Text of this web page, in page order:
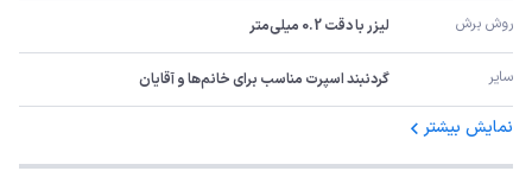
روش برش لیزر با دقت 0.2 میلی‌متر
سایر گردنبند اسپرت مناسب برای خانم‌ها و آقایان
نمایش بیشتر